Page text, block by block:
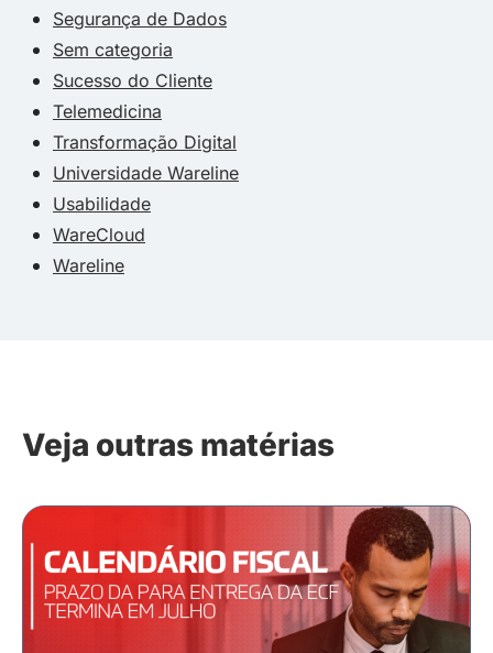
Segurança de Dados
Sem categoria
Sucesso do Cliente
Telemedicina
Transformação Digital
Universidade Wareline
Usabilidade
WareCloud
Wareline
Veja outras matérias